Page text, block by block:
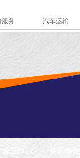
服务 汽车运输
全国物流